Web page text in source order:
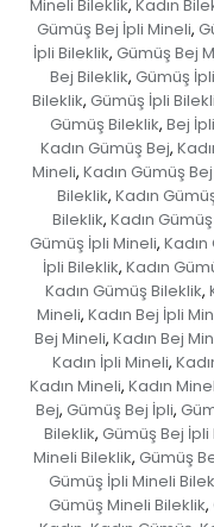
Mineli Bileklik, Kadın
Gümüş Bej İpli Mineli,
İpli Bileklik, Gümüş Bej
Bej Bileklik, Gümüş İpli
Bileklik, Gümüş İpli
Gümüş Bileklik, Bej İpli
Kadın Gümüş Bej,
Mineli, Kadın Gümüş
Bileklik, Kadın
Bileklik, Kadın
Gümüş İpli Mineli,
İpli Bileklik, Kadın
Kadın Gümüş Bileklik,
Mineli, Kadın Bej İpli
Bej Mineli, Kadın Bej
Kadın İpli Mineli,
Kadın Mineli, Kadın
Bej, Gümüş Bej İpli,
Bileklik, Gümüş Bej İpli
Mineli Bileklik, Gümüş
Gümüş İpli Mineli
Gümüş Mineli Bileklik,